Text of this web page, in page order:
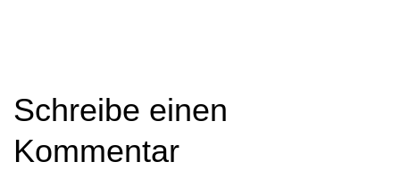
Schreibe einen
Kommentar